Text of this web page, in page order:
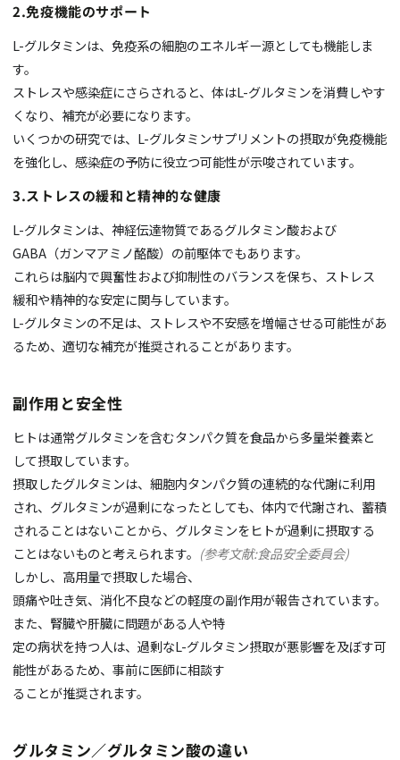
2.免疫機能のサポート
L-グルタミンは、免疫系の細胞のエネルギー源としても機能しま
す。
ストレスや感染症にさらされると、体はL-グルタミンを消費しやす
くなり、補充が必要になります。
いくつかの研究では、 L-グルタミンサプリメントの摂取が免疫機能
を強化し、感染症の予防に役立つ可能性が示唆されています。
3.ストレスの緩和と精神的な健康
L-グルタミンは、神経伝達物質であるグルタミン酸および
GABA （ガンマアミノ酪酸）の前駆体でもあります。
これらは脳内で興奮性および抑制性のバランスを保ち、ストレス
緩和や精神的な安定に関与しています。
L-グルタミンの不足は、ストレスや不安感を増幅させる可能性があ
るため、適切な補充が推奨されることがあります。
副作用と安全性
ヒトは通常グルタミンを含むタンパク質を食品から多量栄養素と
して摂取しています。
摂取したグルタミンは、細胞内タンパク質の連続的な代謝に利用
され、グルタミンが過剰になったとしても、体内で代謝され、蓄積
されることはないことから、グルタミンをヒトが過剰に摂取する
ことはないものと考えられます。 (参考文献:食品安全委員会)
しかし、高用量で摂取した場合、
頭痛や吐き気、消化不良などの軽度の副作用が報告されています。
また、腎臓や肝臓に問題がある人や特
定の病状を持つ人は、過剰なL-グルタミン摂取が悪影響を及ぼす可
能性があるため、事前に医師に相談す
ることが推奨されます。
グルタミン／グルタミン酸の違い